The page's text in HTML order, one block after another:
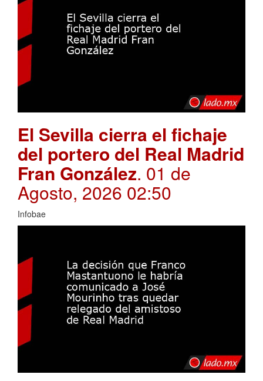
El Sevilla cierra el fichaje
del portero del Real Madrid
Fran González. 01 de
Agosto, 2026 02:50
Infobae